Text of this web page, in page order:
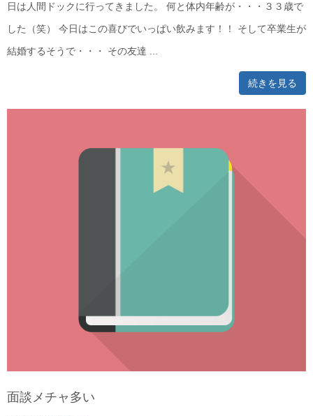
日は人間ドックに行ってきました。 何と体内年齢が・・・３３歳で
した（笑） 今日はこの喜びでいっぱい飲みます！！ そして卒業生が
結婚するそうで・・・ その友達 ...
続きを見る
面談メチャ多い